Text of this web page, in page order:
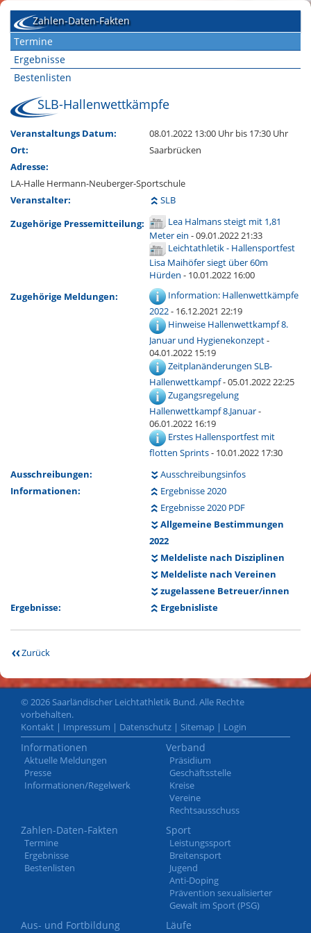
Zahlen-Daten-Fakten
Termine
Ergebnisse
Bestenlisten
SLB-Hallenwettkämpfe
Veranstaltungs Datum: 08.01.2022 13:00 Uhr bis 17:30 Uhr
Ort:
Saarbrücken
Adresse:
LA-Halle Hermann-Neuberger-Sportschule
Veranstalter:
SLB
Zugehörige Pressemitteilung:
Lea Halmans steigt mit 1,81
Meter ein - 09.01.2022 21:33
Leichtathletik - Hallensportfest
Lisa Maihöfer siegt über 60m
Hürden - 10.01.2022 16:00
Zugehörige Meldungen:
Information: Hallenwettkämpfe
2022- 16.12.2021 22:19
Hinweise Hallenwettkampf 8.
Januar und Hygienekonzept-
04.01.2022 15:19
Zeitplanänderungen SLB-
Hallenwettkampf- 05.01.2022 22:25
Zugangsregelung
Hallenwettkampf 8.Januar-
06.01.2022 16:19
Erstes Hallensportfest mit
flotten Sprints- 10.01.2022 17:30
Ausschreibungen:
Ausschreibungsinfos
Informationen:
Ergebnisse 2020
Ergebnisse 2020 PDF
Allgemeine Bestimmungen
2022
Meldeliste nach Disziplinen
Meldeliste nach Vereinen
zugelassene Betreuer/innen
Ergebnisse:
Ergebnisliste
Zurück
© 2026 Saarländischer Leichtathletik Bund. Alle Rechte
vorbehalten.
Kontakt | Impressum | Datenschutz | Sitemap | Login
Informationen
Aktuelle Meldungen
Presse
Informationen/Regelwerk
Verband
Präsidium
Geschäftsstelle
Kreise
Vereine
Rechtsausschuss
Zahlen-Daten-Fakten
Termine
Ergebnisse
Bestenlisten
Sport
Leistungssport
Breitensport
Jugend
Anti-Doping
Prävention sexualisierter
Gewalt im Sport (PSG)
Aus- und Fortbildung Läufe